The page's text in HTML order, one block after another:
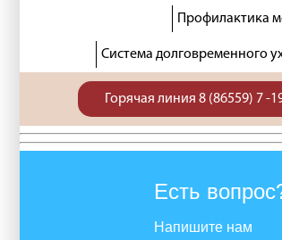
Профилактика
Система долговременного
Горячая линия 8 (86559) 7 -
Есть
Напишите нам